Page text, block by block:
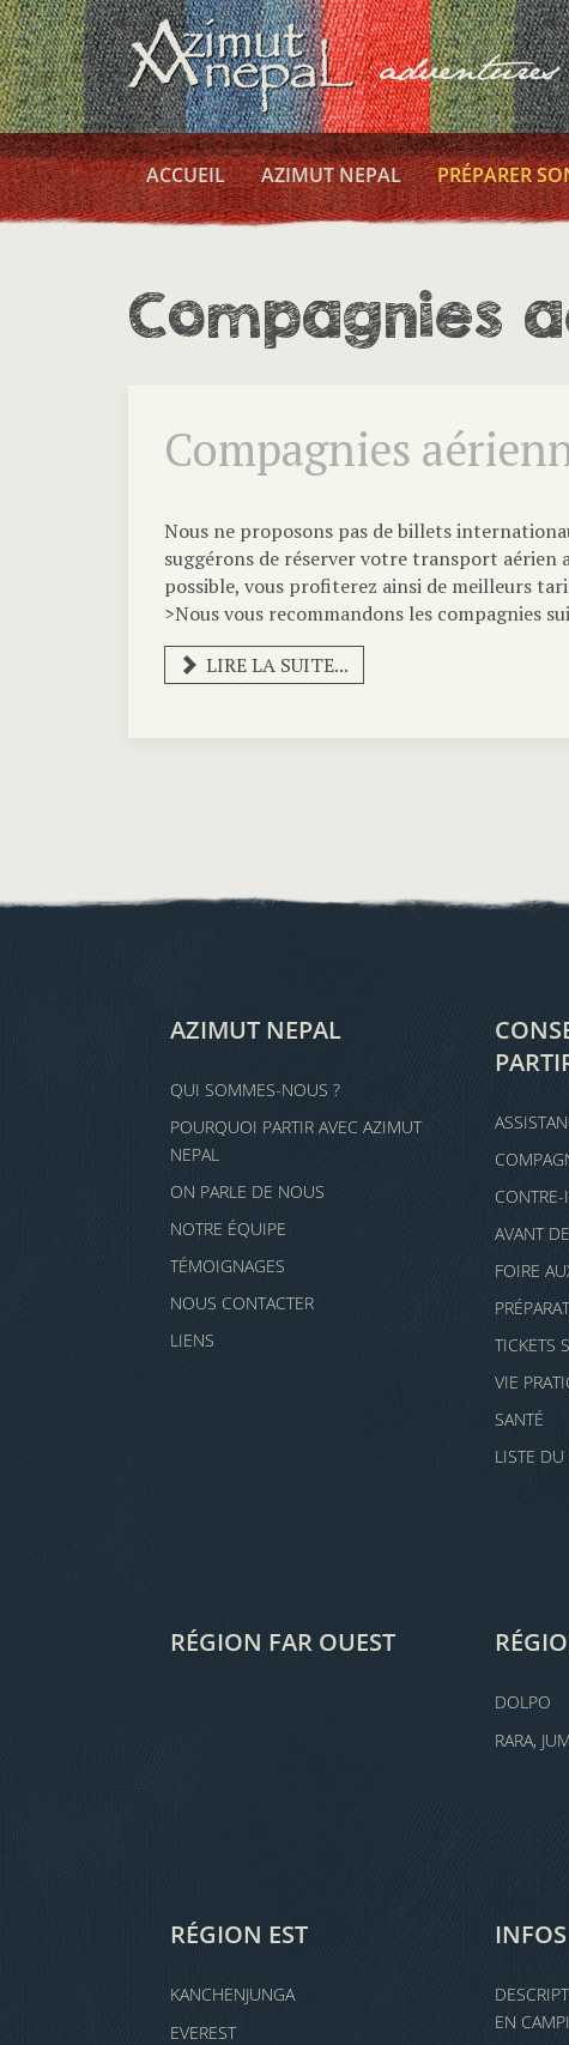
ACCUEIL AZIMUT NEPAL PRÉPARER
Compagnies
Compagnies
Nous ne proposons pas de billets
suggérons de réserver votre transport aérien
possible, vous profiterez ainsi de meilleurs
>Nous vous recommandons les compagnies
LIRE LA SUITE...
AZIMUT NEPAL
QUI SOMMES-NOUS ?
POURQUOI PARTIR AVEC AZIMUT
NEPAL
ON PARLE DE NOUS
NOTRE ÉQUIPE
TÉMOIGNAGES
NOUS CONTACTER
LIENS
AVANT
FOIRE
TICKETS
VIE
SANTÉ
LISTE DU
RÉGION FAR OUEST
DOLPO
RARA,
RÉGION EST
KANCHENJUNGA
EVEREST
EN